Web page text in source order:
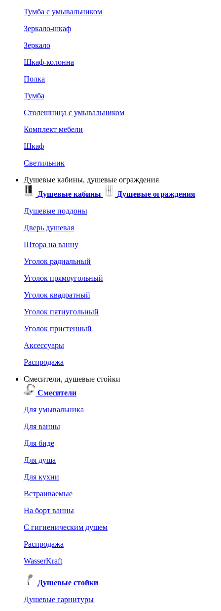
Тумба с умывальником
Зеркало-шкаф
Зеркало
Шкаф-колонна
Полка
Тумба
Столешница с умывальником
Комплект мебели
Шкаф
Светильник
Душевые кабины, душевые ограждения
Душевые кабины
Душевые ограждения
Душевые поддоны
Дверь душевая
Штора на ванну
Уголок радиальный
Уголок прямоугольный
Уголок квадратный
Уголок пятиугольный
Уголок пристенный
Аксессуары
Распродажа
Смесители, душевые стойки
Смесители
Для умывальника
Для ванны
Для биде
Для душа
Для кухни
Встраиваемые
На борт ванны
C гигиеническим душем
Распродажа
WasserKraft
Душевые стойки
Душевые гарнитуры